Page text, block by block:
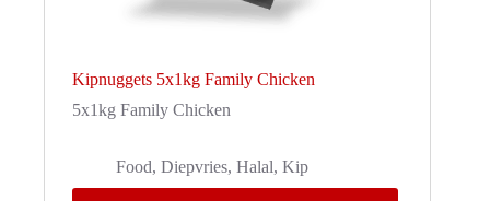
Kipnuggets 5x1kg Family Chicken
5x1kg Family Chicken
Food, Diepvries, Halal, Kip